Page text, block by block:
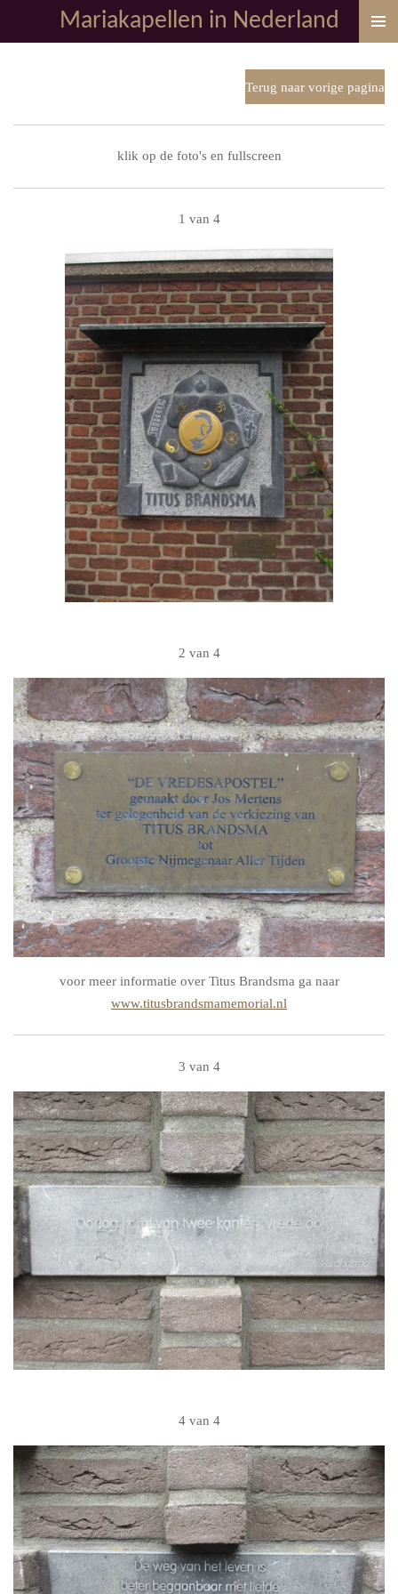
direct
Mariakapellen in Nederland
Terug naar vorige pagina
klik op de foto's en fullscreen
1 van 4
2 van 4
voor meer informatie over Titus Brandsma ga naar
www.titusbrandsmamemorial.nl
3 van 4
4 van 4